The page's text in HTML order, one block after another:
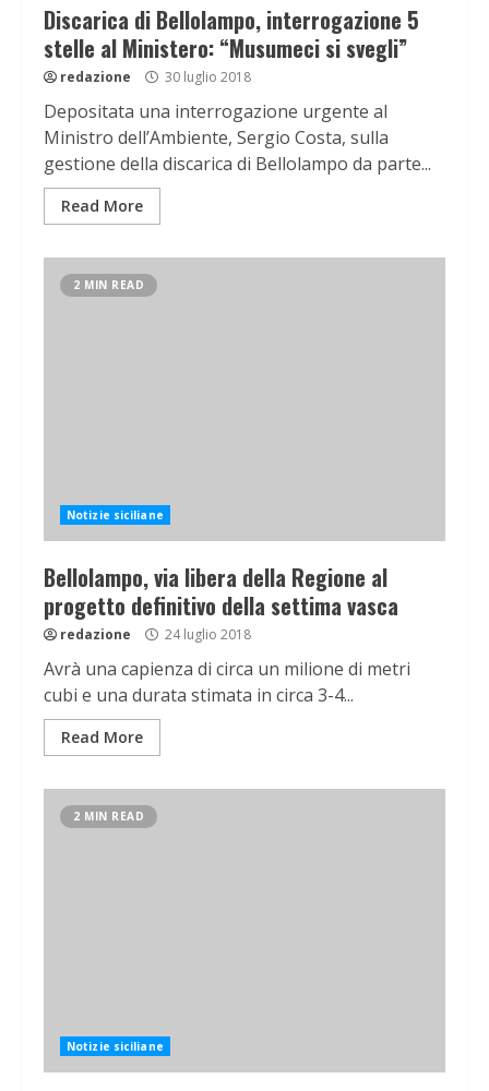
Discarica di Bellolampo, interrogazione 5
stelle al Ministero: “Musumeci si svegli”
redazione 30 luglio 2018
Depositata una interrogazione urgente al
Ministro dell’Ambiente, Sergio Costa, sulla
gestione della discarica di Bellolampo da parte...
Read More
2 MIN READ
Notizie siciliane
Bellolampo, via libera della Regione al
progetto definitivo della settima vasca
redazione 24 luglio 2018
Avrà una capienza di circa un milione di metri
cubi e una durata stimata in circa 3-4...
Read More
2 MIN READ
Notizie siciliane